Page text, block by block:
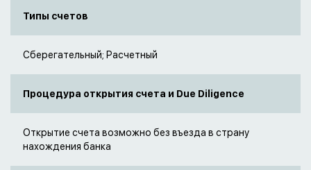
Типы счетов
Сберегательный; Расчетный
Процедура открытия счета и Due Diligence
Открытие счета возможно без въезда в страну
нахождения банка